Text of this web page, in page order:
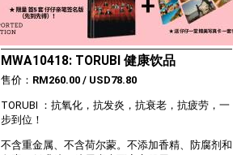
MWA10418: TORUBI 健康饮品
售价： RM260.00 / USD78.80
TORUBI ：抗氧化，抗发炎，抗衰⽼，抗疲劳，⼀
步到位！
不含重⾦属、不含荷尔蒙。不添加⾹精、防腐剂和